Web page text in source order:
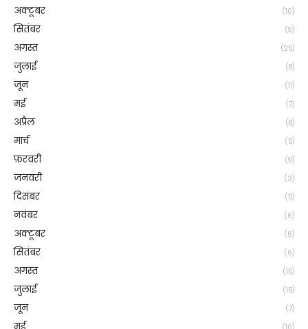
अक्टूबर (10)
सितंबर (9)
अगस्त (25)
जुलाई (8)
जून (11)
मई (7)
अप्रैल (8)
मार्च (5)
फ़रवरी (9)
जनवरी (3)
दिसंबर (11)
नवंबर (6)
अक्टूबर (6)
सितंबर (6)
अगस्त (15)
जुलाई (15)
जून (7)
मई